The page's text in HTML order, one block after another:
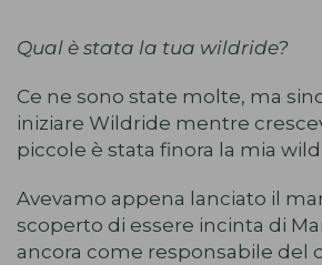
Qual è stata la tua wildride?
Ce ne sono state molte, ma
iniziare Wildride mentre
piccole è stata finora la mia
Avevamo appena lanciato il
scoperto di essere incinta di
ancora come responsabile del